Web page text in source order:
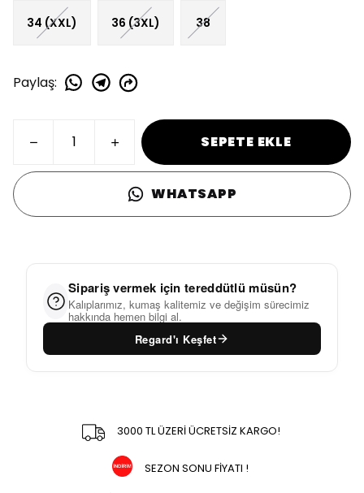
34 (XXL) 36 (3XL) 38
Paylaş:
SEPETE EKLE
WHATSAPP
Sipariş vermek için tereddütlü müsün?
Kalıplarımız, kumaş kalitemiz ve değişim sürecimiz
hakkında hemen bilgi al.
Regard'ı Keşfet
3000 TL ÜZERİ ÜCRETSİZ KARGO!
SEZON SONU FİYATI !